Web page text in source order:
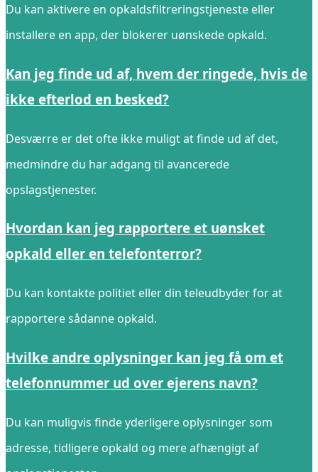
Du kan aktivere en opkaldsfiltreringstjeneste eller
installere en app, der blokerer uønskede opkald.
Kan jeg finde ud af, hvem der ringede, hvis de
ikke efterlod en besked?
Desværre er det ofte ikke muligt at finde ud af det,
medmindre du har adgang til avancerede
opslagstjenester.
Hvordan kan jeg rapportere et uønsket
opkald eller en telefonterror?
Du kan kontakte politiet eller din teleudbyder for at
rapportere sådanne opkald.
Hvilke andre oplysninger kan jeg få om et
telefonnummer ud over ejerens navn?
Du kan muligvis finde yderligere oplysninger som
adresse, tidligere opkald og mere afhængigt af